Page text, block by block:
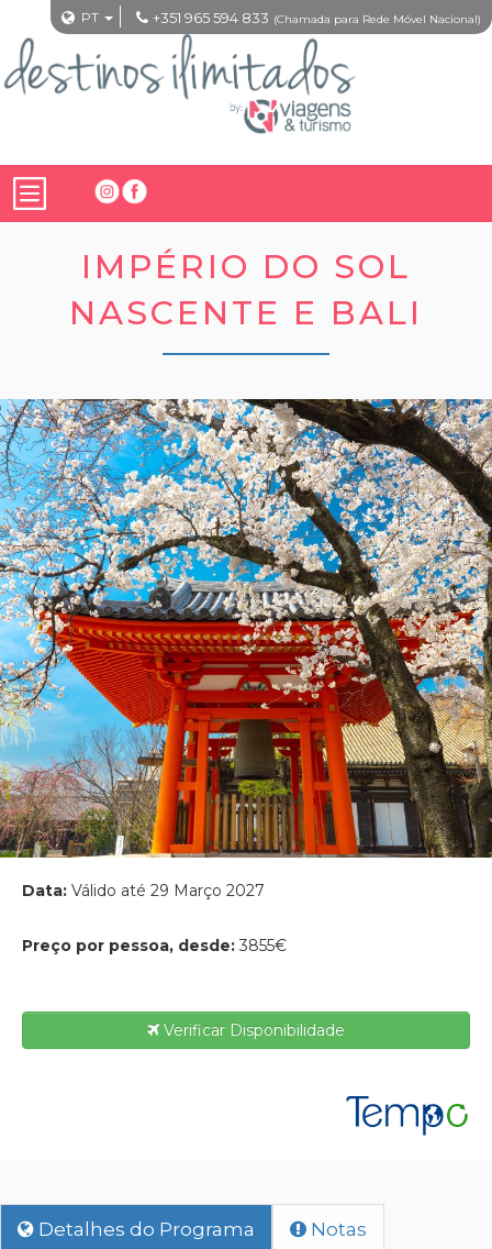
PT +351 965 594 833 (Chamada para Rede Móvel Nacional)
IMPÉRIO DO SOL
NASCENTE E BALI
Data: Válido até 29 Março 2027
Preço por pessoa, desde: 3855€
Verificar Disponibilidade
Detalhes do Programa Notas